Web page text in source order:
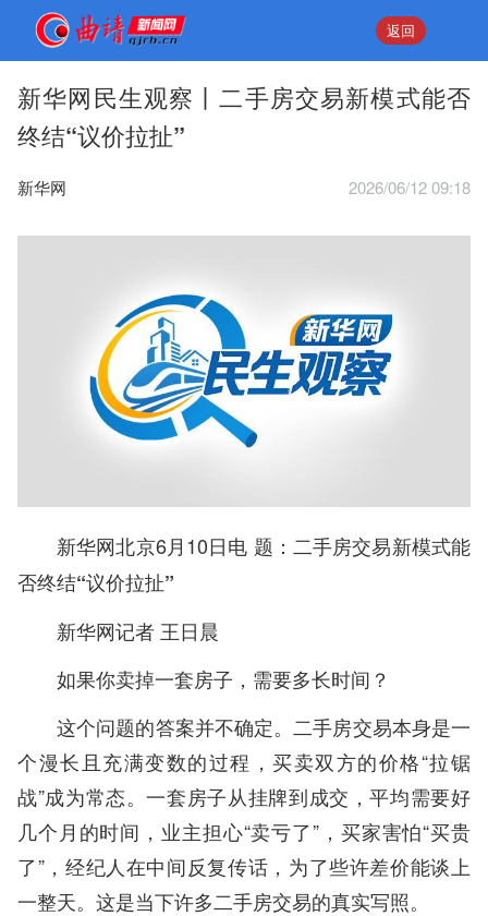
返回
新华网民生观察丨二手房交易新模式能否
终结“议价拉扯”
新华网 2026/06/12 09:18
新华网北京6月10日电 题：二手房交易新模式能
否终结“议价拉扯”
新华网记者 王日晨
如果你卖掉一套房子，需要多长时间？
这个问题的答案并不确定。二手房交易本身是一
个漫长且充满变数的过程，买卖双方的价格“拉锯
战”成为常态。一套房子从挂牌到成交，平均需要好
几个月的时间，业主担心“卖亏了”，买家害怕“买贵
了”，经纪人在中间反复传话，为了些许差价能谈上
一整天。这是当下许多二手房交易的真实写照。